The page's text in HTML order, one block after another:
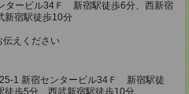
タービル34Ｆ 新宿駅徒歩6分、西新宿
新宿駅徒歩10分
伝えください
1 新宿センタービル34Ｆ 新宿駅徒
徒歩5分、西武新宿駅徒歩10分